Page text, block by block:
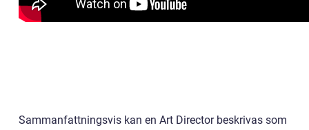
Sammanfattningsvis kan en Art Director beskrivas som